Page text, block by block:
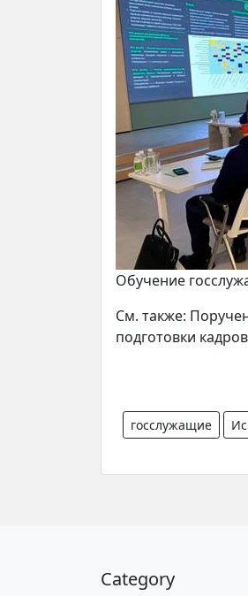
Обучение
См. также:
подготовки
госслужащие
Category